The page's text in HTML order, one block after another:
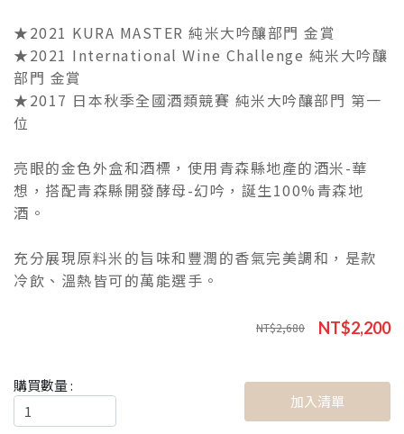
★2021 KURA MASTER 純米大吟釀部門 金賞
★2021 International Wine Challenge 純米大吟釀
部門 金賞
★2017 日本秋季全國酒類競賽 純米大吟釀部門 第一
位
亮眼的金色外盒和酒標，使用青森縣地產的酒米-華
想，搭配青森縣開發酵母-幻吟，誕生100%青森地
酒。
充分展現原料米的旨味和豐潤的香氣完美調和，是款
冷飲、溫熱皆可的萬能選手。
NT$2,680 NT$2,200
購買數量 :
加入清單